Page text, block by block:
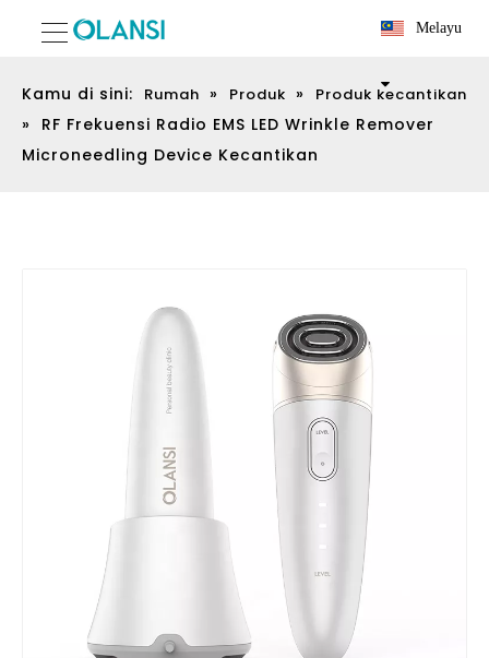
Melayu
Kamu di sini: Rumah » Produk » Produk kecantikan
»
RF Frekuensi Radio EMS LED Wrinkle Remover
Microneedling Device Kecantikan